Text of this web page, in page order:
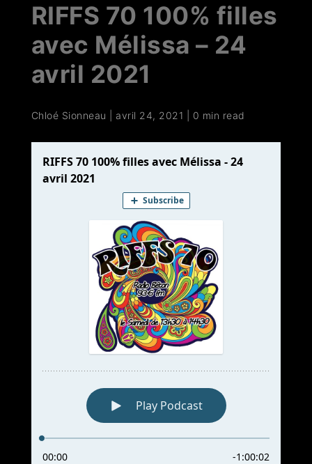
RIFFS 70 100% filles
avec Mélissa – 24
avril 2021
Chloé Sionneau avril 24, 2021 0 min read